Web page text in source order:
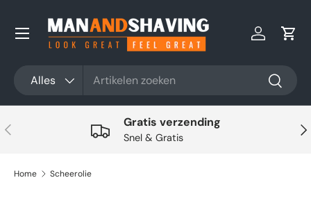
Ga naar inhoud
Alles Zoeken
Inloggen
Vorige Gratis verzending
Snel & Gratis
Home Scheerolie